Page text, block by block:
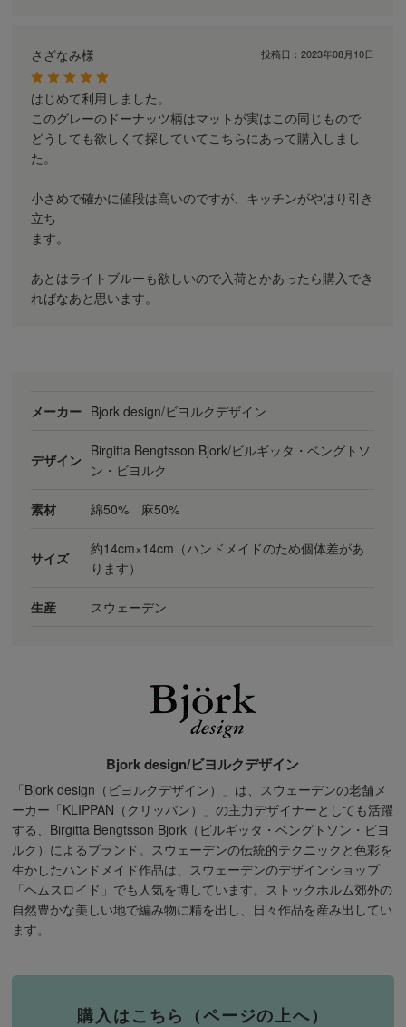
さざなみ様 投稿日：2023年08月10日
はじめて利用しました。
このグレーのドーナッツ柄はマットが実はこの同じもので
どうしても欲しくて探していてこちらにあって購入しまし
た。
小さめで確かに値段は高いのですが、キッチンがやはり引き
立ち
ます。
あとはライトブルーも欲しいので入荷とかあったら購入でき
ればなあと思います。
メーカー Bjork design/ビヨルクデザイン
デザイン
Birgitta Bengtsson Bjork/ビルギッタ・ベングトソ
ン・ビヨルク
素材 綿50% 麻50%
サイズ
約14cm×14cm（ハンドメイドのため個体差があ
ります）
生産 スウェーデン
Bjork design/ビヨルクデザイン
「Bjork design（ビヨルクデザイン）」は、スウェーデンの老舗メ
ーカー「KLIPPAN（クリッパン）」の主力デザイナーとしても活躍
する、Birgitta Bengtsson Bjork（ビルギッタ・ベングトソン・ビヨ
ルク）によるブランド。スウェーデンの伝統的テクニックと色彩を
生かしたハンドメイド作品は、スウェーデンのデザインショップ
「ヘムスロイド」でも人気を博しています。ストックホルム郊外の
自然豊かな美しい地で編み物に精を出し、日々作品を産み出してい
ます。
購入はこちら（ページの上へ）